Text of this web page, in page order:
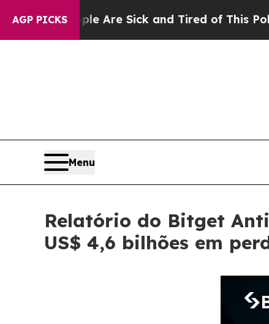
AGP PICKSAre Sick and Tired of This Politics of
Menu
Relatório do Bitget
US$ 4,6 bilhões em